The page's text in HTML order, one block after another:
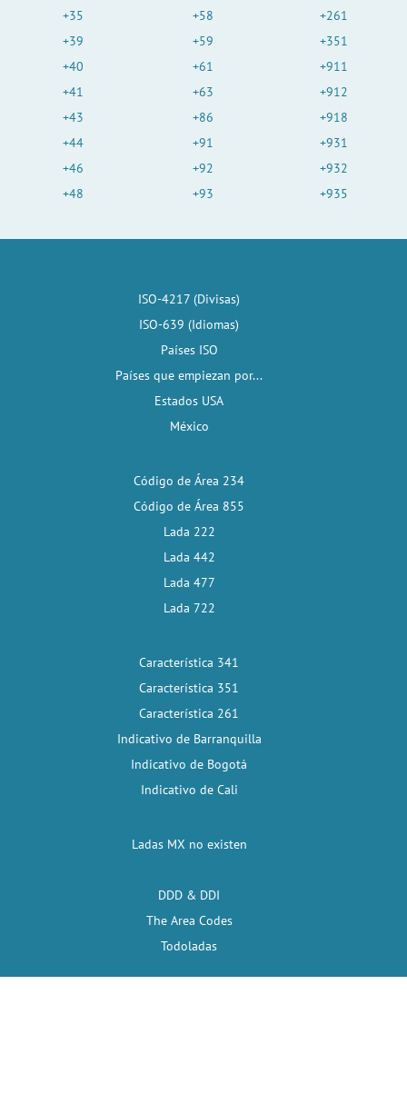
+35
+39
+40
+41
+43
+44
+46
+48
+58
+59
+61
+63
+86
+91
+92
+93
+261
+351
+911
+912
+918
+931
+932
+935
ISO-4217 (Divisas)
ISO-639 (Idiomas)
Países ISO
Países que empiezan por...
Estados USA
México
Código de Área 234
Código de Área 855
Lada 222
Lada 442
Lada 477
Lada 722
Característica 341
Característica 351
Característica 261
Indicativo de Barranquilla
Indicativo de Bogotá
Indicativo de Cali
Ladas MX no existen
DDD & DDI
The Area Codes
Todoladas